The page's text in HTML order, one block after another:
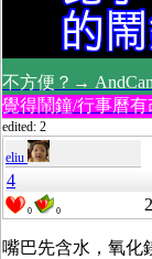
不方便？→
覺得鬧鐘/行事曆
edited: 2
eliu
4
0 0
嘴巴先含水，氧化